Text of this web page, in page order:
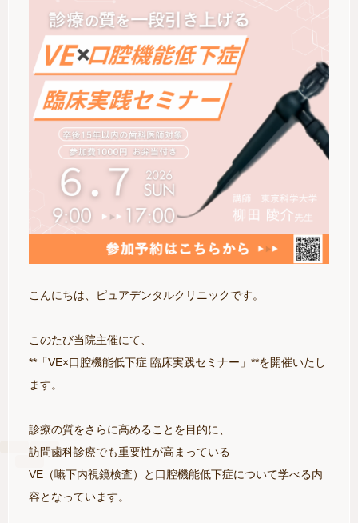
こんにちは、ピュアデンタルクリニックです。
このたび当院主催にて、
**「VE×口腔機能低下症 臨床実践セミナー」**を開催いたし
ます。
診療の質をさらに高めることを目的に、
訪問歯科診療でも重要性が高まっている
VE（嚥下内視鏡検査）と口腔機能低下症について学べる内
容となっています。